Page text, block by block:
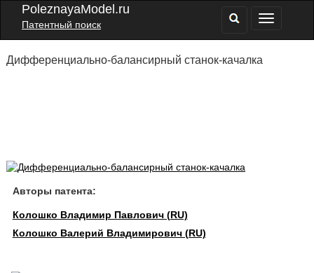
PoleznayaModel.ru
Патентный поиск
Дифференциально-балансирный станок-качалка
Авторы патента:
Колошко Владимир Павлович (RU)
Колошко Валерий Владимирович (RU)